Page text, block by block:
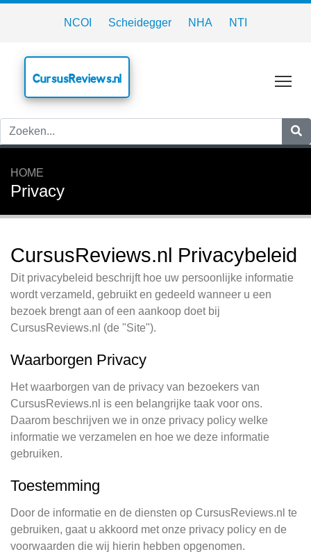
NCOI Scheidegger NHA NTI
CursusReviews.nl
HOME
Privacy
CursusReviews.nl Privacybeleid
Dit privacybeleid beschrijft hoe uw persoonlijke informatie
wordt verzameld, gebruikt en gedeeld wanneer u een
bezoek brengt aan of een aankoop doet bij
CursusReviews.nl (de "Site").
Waarborgen Privacy
Het waarborgen van de privacy van bezoekers van
CursusReviews.nl is een belangrijke taak voor ons.
Daarom beschrijven we in onze privacy policy welke
informatie we verzamelen en hoe we deze informatie
gebruiken.
Toestemming
Door de informatie en de diensten op CursusReviews.nl te
gebruiken, gaat u akkoord met onze privacy policy en de
voorwaarden die wij hierin hebben opgenomen.